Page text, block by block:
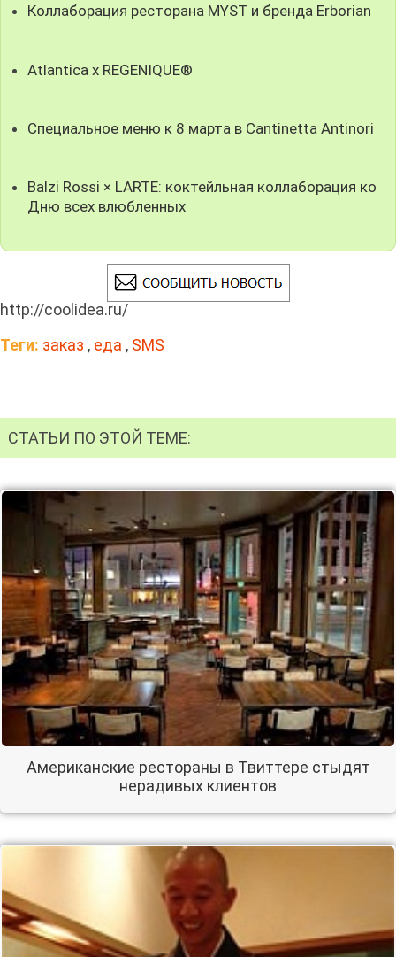
Коллаборация ресторана MYST и бренда Erborian
Atlantica x REGENIQUE®
Специальное меню к 8 марта в Cantinetta Antinori
Balzi Rossi × LARTE: коктейльная коллаборация ко
Дню всех влюбленных
http://coolidea.ru/
Теги: заказ , еда , SMS
СТАТЬИ ПО ЭТОЙ ТЕМЕ:
Американские рестораны в Твиттере стыдят
нерадивых клиентов